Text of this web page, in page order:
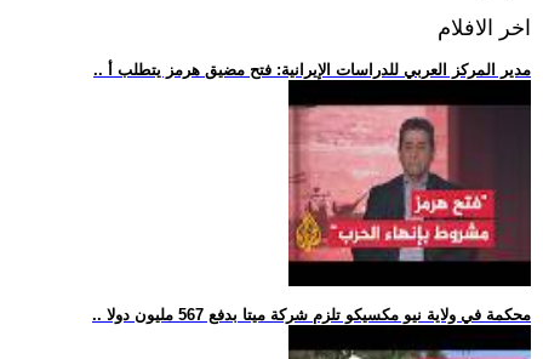
اخر الافلام
.. مدير المركز العربي للدراسات الإيرانية: فتح مضيق هرمز يتطلب أ
.. محكمة في ولاية نيو مكسيكو تلزم شركة ميتا بدفع 567 مليون دولا